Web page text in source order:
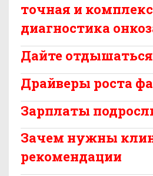
точная и
диагностика
Дайте
Драйверы роста
Зарплаты
Зачем нужны
рекомендации